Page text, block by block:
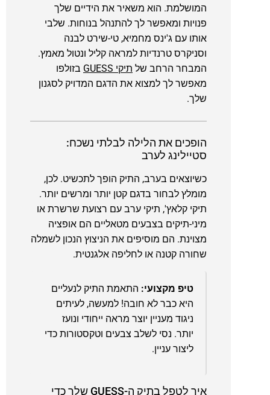
המושלמת. הוא משאיר את הידיים שלך
פנויות ומאפשר לך להתנהל בנוחות. שלבי
אותו עם ג'ינס מחמיא, טי-שירט לבנה
וסניקרס טרנדיות למראה קליל ונטול מאמץ.
המבחר הרחב של תיקי GUESS
בזולפו
מאפשר לך למצוא את הדגם המדויק לסגנון
שלך.
הופכים את הלילה לבלתי נשכח:
סטיילינג לערב
כשיוצאים בערב, התיק הופך לתכשיט. לכן,
מומלץ לבחור בדגם קטן יותר ומרשים יותר.
תיקי קלאץ', תיקי ערב עם רצועת שרשרת או
מיני-תיקים בצבעים מטאליים הם אופציה
מצוינת. הם מוסיפים את הניצוץ הנכון לשמלה
שחורה קטנה או לחליפה אלגנטית.
טיפ מקצועי: התאמת התיק לנעליים
היא כבר לא חובה! למעשה, לעיתים
ניגוד מעניין יוצר מראה ייחודי ונועז
יותר. נסי לשלב צבעים וטקסטורות כדי
ליצור עניין.
איך לטפל בתיק ה-GUESS שלך כדי